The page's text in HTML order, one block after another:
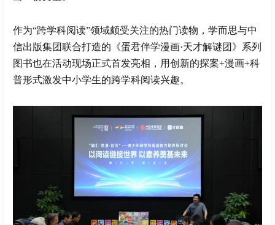
作为“跨学科阅读”领域颇受关注的热门读物，学而思与中
信出版集团联合打造的《蛋君伴学漫画·天才解谜团》系列
图书也在活动现场正式首发亮相，用创新的探案+漫画+科
普形式激发中小学生的跨学科阅读兴趣。